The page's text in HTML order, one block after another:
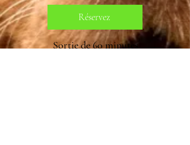
Réservez
Sortie de 60 minutes